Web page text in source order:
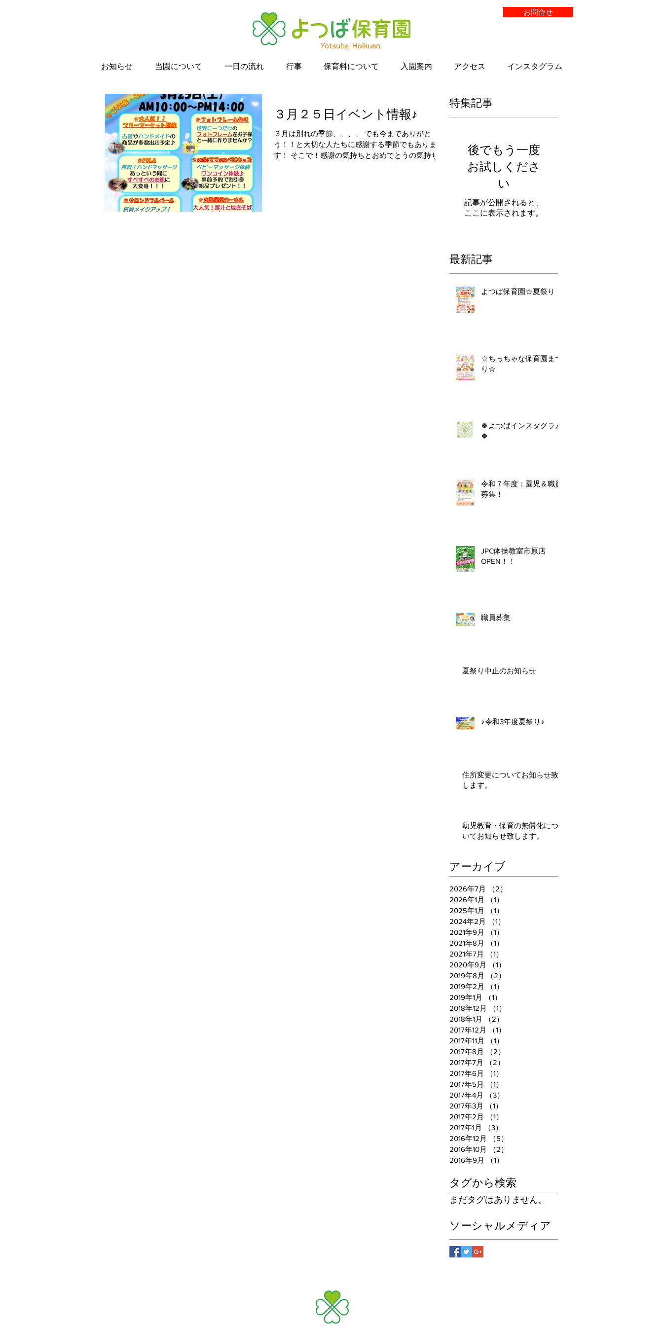
お問合せ
お知らせ 当園について 一日の流れ 行事 保育料について 入園案内 アクセス インスタグラム
３月２５日イベント情報♪
３月は別れの季節、、、、 でも今までありがと
う！！と大切な人たちに感謝する季節でもありま
す！ そこで！感謝の気持ちとおめでとうの気持ちを
特集記事
後でもう一度
お試しくださ
い
記事が公開されると、
ここに表示されます。
最新記事
よつば保育園☆夏祭り
☆ちっちゃな保育園まつ
り☆
🍀よつばインスタグラム
🍀
令和７年度：園児＆職員
募集！
JPC体操教室市原店
OPEN！！
職員募集
夏祭り中止のお知らせ
♪令和3年度夏祭り♪
住所変更についてお知らせ致
します。
幼児教育・保育の無償化につ
いてお知らせ致します。
アーカイブ
2026年7月 （2）
2026年1月
（1）
2025年1月
（1）
2024年2月
（1）
2021年9月
（1）
2021年8月
（1）
2021年7月
（1）
2020年9月
（1）
2019年8月
（2）
2019年2月
（1）
2019年1月
（1）
2018年12月
（1）
2018年1月
（2）
2017年12月
（1）
2017年11月
（1）
2017年8月
（2）
2017年7月
（2）
2017年6月
（1）
2017年5月
（1）
2017年4月
（3）
2017年3月
（1）
2017年2月
（1）
2017年1月
（3）
2016年12月
（5）
2016年10月
（2）
2016年9月
（1）
タグから検索
まだタグはありません。
ソーシャルメディア